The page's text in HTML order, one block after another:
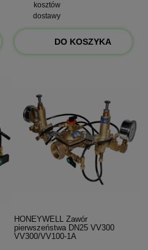
kosztów
dostawy
DO KOSZYKA
HONEYWELL Zawór
pierwszeństwa DN25 VV300
VV300/VV100-1A